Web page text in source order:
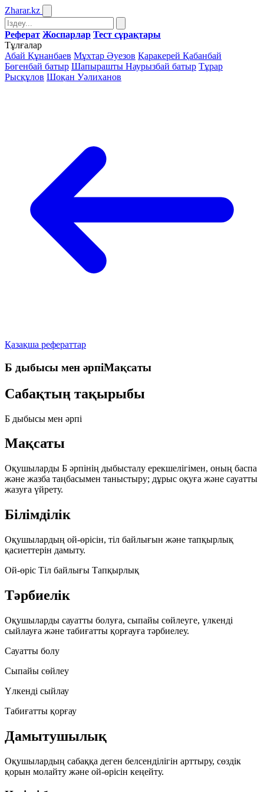
Zharar.kz
Реферат Жоспарлар Тест сұрақтары
Тұлғалар
Абай Құнанбаев Мұхтар Әуезов Қаракерей Қабанбай
Бөгенбай батыр Шапырашты Наурызбай батыр Тұрар
Рысқұлов Шоқан Уәлиханов
Қазақша рефераттар
Б дыбысы мен әрпіМақсаты
Сабақтың тақырыбы
Б дыбысы мен әрпі
Мақсаты
Оқушыларды Б әрпінің дыбысталу ерекшелігімен, оның баспа
және жазба таңбасымен таныстыру; дұрыс оқуға және сауатты
жазуға үйрету.
Білімділік
Оқушылардың ой-өрісін, тіл байлығын және тапқырлық
қасиеттерін дамыту.
Ой-өріс Тіл байлығы Тапқырлық
Тәрбиелік
Оқушыларды сауатты болуға, сыпайы сөйлеуге, үлкенді
сыйлауға және табиғатты қорғауға тәрбиелеу.
Сауатты болу
Сыпайы сөйлеу
Үлкенді сыйлау
Табиғатты қорғау
Дамытушылық
Оқушылардың сабаққа деген белсенділігін арттыру, сөздік
қорын молайту және ой-өрісін кеңейту.